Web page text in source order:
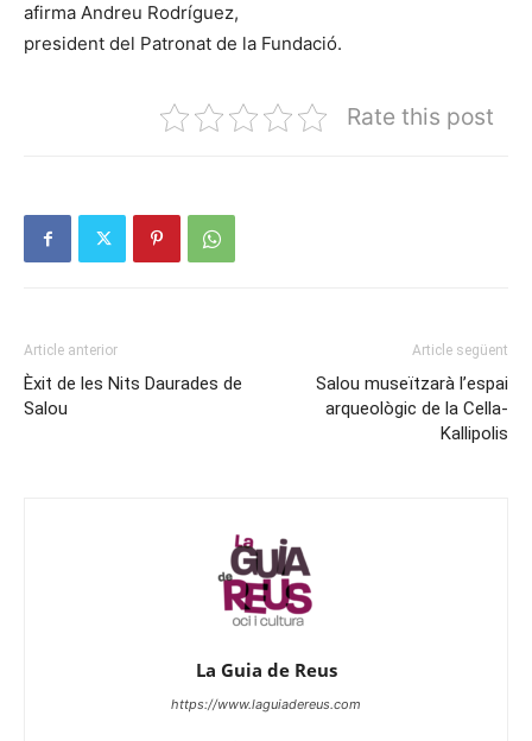
afirma Andreu Rodríguez,
president del Patronat de la Fundació.
Rate this post
Article anterior
Èxit de les Nits Daurades de
Salou
Article següent
Salou museïtzarà l’espai
arqueològic de la Cella-
Kallipolis
La Guia de Reus
https://www.laguiadereus.com